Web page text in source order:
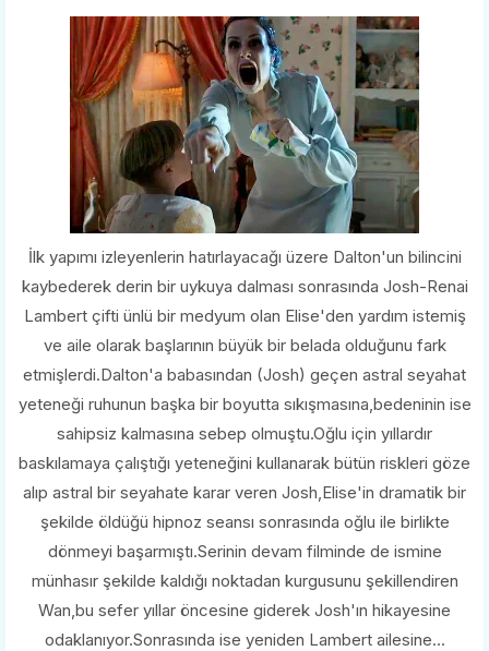
İlk yapımı izleyenlerin hatırlayacağı üzere Dalton'un bilincini
kaybederek derin bir uykuya dalması sonrasında Josh-Renai
Lambert çifti ünlü bir medyum olan Elise'den yardım istemiş
ve aile olarak başlarının büyük bir belada olduğunu fark
etmişlerdi.Dalton'a babasından (Josh) geçen astral seyahat
yeteneği ruhunun başka bir boyutta sıkışmasına,bedeninin ise
sahipsiz kalmasına sebep olmuştu.Oğlu için yıllardır
baskılamaya çalıştığı yeteneğini kullanarak bütün riskleri göze
alıp astral bir seyahate karar veren Josh,Elise'in dramatik bir
şekilde öldüğü hipnoz seansı sonrasında oğlu ile birlikte
dönmeyi başarmıştı.Serinin devam filminde de ismine
münhasır şekilde kaldığı noktadan kurgusunu şekillendiren
Wan,bu sefer yıllar öncesine giderek Josh'ın hikayesine
odaklanıyor.Sonrasında ise yeniden Lambert ailesine...